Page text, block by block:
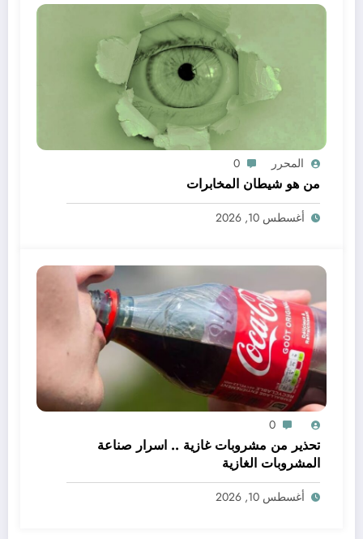
المحرر 0
من هو شيطان المخابرات
أغسطس 10, 2026
0
تحذير من مشروبات غازية .. اسرار صناعة
المشروبات الغازية
أغسطس 10, 2026